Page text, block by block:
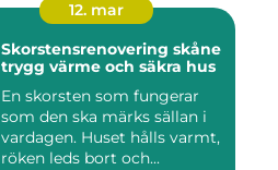
12. mar
Skorstensrenovering skåne
trygg värme och säkra hus
En skorsten som fungerar
som den ska märks sällan i
vardagen. Huset hålls varmt,
röken leds bort och...